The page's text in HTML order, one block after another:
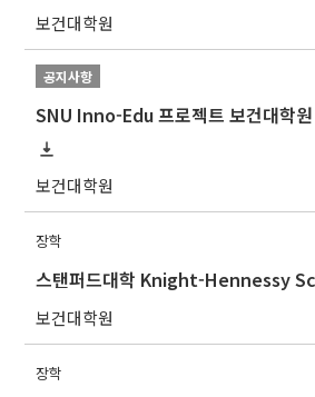
보건대학원
공지사항
보건대학원
장학
보건대학원
장학